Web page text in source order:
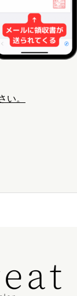
い。